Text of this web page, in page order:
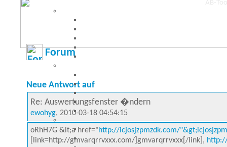
Forum
Neue Antwort auf
Re: Auswertungsfenster �ndern
ewohyg, 2010-03-18 04:54:15
oRhH7G &lt;a href="http://icjosjzpmzdk.com/
[link=http://gmvarqrrvxxx.com/]gmvarqrrvxxx[/link],